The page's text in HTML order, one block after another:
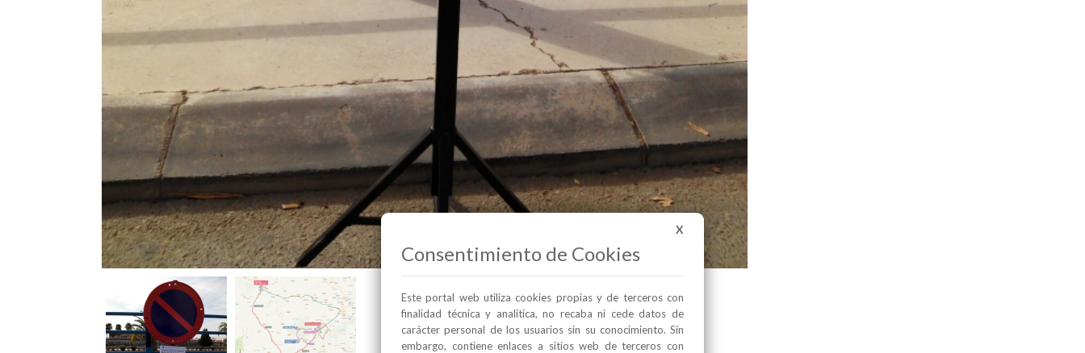
X
Consentimiento de Cookies
Este portal web utiliza cookies propias y de terceros con
finalidad técnica y analítica, no recaba ni cede datos de
carácter personal de los usuarios sin su conocimiento. Sin
embargo, contiene enlaces a sitios web de terceros con